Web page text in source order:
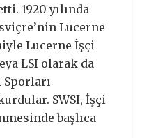
1920 yılında
Lucerne
Lucerne İşçi
LSI olarak da
Sporları
SWSI, İşçi
başlıca